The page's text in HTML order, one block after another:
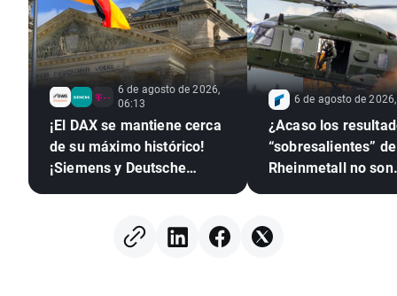
6 de agosto de 2026,
06:13
¡El DAX se mantiene cerca
de su máximo histórico!
¡Siemens y Deutsche
6 de agosto de
¿Acaso los
“sobresalientes” de
Rheinmetall no son